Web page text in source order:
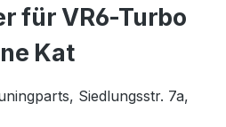
für VR6-Turbo
Kat
Siedlungsstr. 7a,